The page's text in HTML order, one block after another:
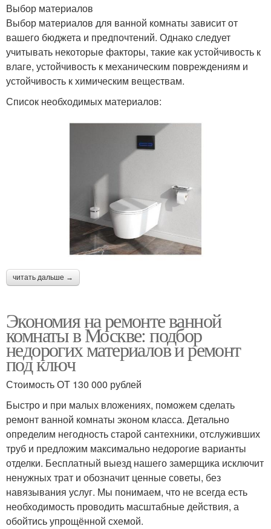
Выбор материалов
Выбор материалов для ванной комнаты зависит от
вашего бюджета и предпочтений. Однако следует
учитывать некоторые факторы, такие как устойчивость к
влаге, устойчивость к механическим повреждениям и
устойчивость к химическим веществам.
Список необходимых материалов:
читать дальше →
Экономия на ремонте ванной
комнаты в Москве: подбор
недорогих материалов и ремонт
под ключ
Стоимость ОТ 130 000 рублей
Быстро и при малых вложениях, поможем сделать
ремонт ванной комнаты эконом класса. Детально
определим негодность старой сантехники, отслуживших
труб и предложим максимально недорогие варианты
отделки. Бесплатный выезд нашего замерщика исключит
ненужных трат и обозначит ценные советы, без
навязывания услуг. Мы понимаем, что не всегда есть
необходимость проводить масштабные действия, а
обойтись упрощённой схемой.